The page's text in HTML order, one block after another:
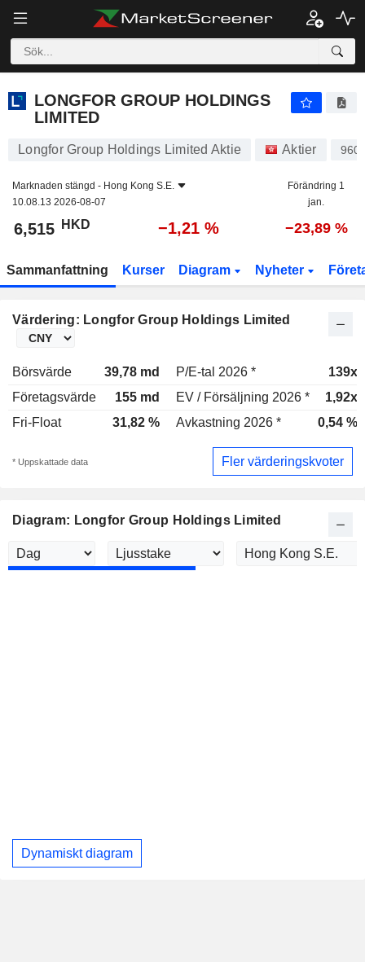
LONGFOR GROUP HOLDINGS
LIMITED
Longfor Group Holdings Limited Aktie Aktier 960
Marknaden stängd - Hong Kong S.E.
10.08.13 2026-08-07
Förändring 1
jan.
6,515 HKD −1,21 % −23,89 %
Sammanfattning Kurser Diagram Nyheter
Värdering: Longfor Group Holdings Limited
Börsvärde 39,78 md P/E-tal 2026 *
139x
Företagsvärde
155 md EV / Försäljning 2026 *
1,92x
Fri-Float
31,82 % Avkastning 2026 * 0,54 %
* Uppskattade data Fler värderingskvoter
Diagram: Longfor Group Holdings Limited
Dynamiskt diagram